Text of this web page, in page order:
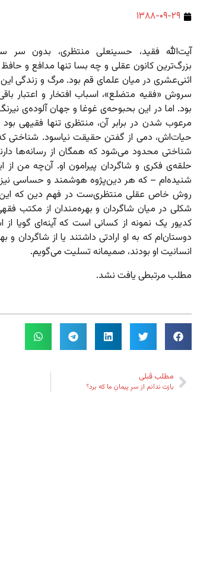
۱۳۸۸-۰۹-۲۹
آیت‌الله فقید، حسینعلی منتظری، بدون سر
بزرگ‌ترین کانون عقلی و چه بسا تنها مدافع و
اثنی‌عشری در میان علمای قم بود. مرگ و زندگی
سروش «فقیه متضلع»، اسباب افتخار و اعتبار
بود. اما در این بحبوحه‌ی غوغا و جهان آلوده‌ی
مرعوب شدن در برابر آن، منتظری تنها فقیهی
حیات‌اش،‌ دمی از گفتن حقیقت نیاسود. شناختی
شناختی محدود می‌شود که همگان از رسانه‌ها
حلقه‌ی فکری و شاگردان پیرامون او. آن‌چه من
شنیده‌ام – که هر دین‌پژوه هوشمند و حساسی
روش خاص عقلی منتظری‌ست در فهم دین که این
شکلی در میان شاگردان و بهره‌مندان از مکتب
کدیور یک نمونه از کسانی است که آینه‌ای گویا
دوستان‌ام که به او ارادتی داشتند یا از شاگردان
انسانیت او بودند، صمیمانه تسلیت می‌گویم.
مطلب مرتبطی یافت نشد.
مطلب قبلی
بازت ندانم از سرِ پیمانِ ما که برد؟